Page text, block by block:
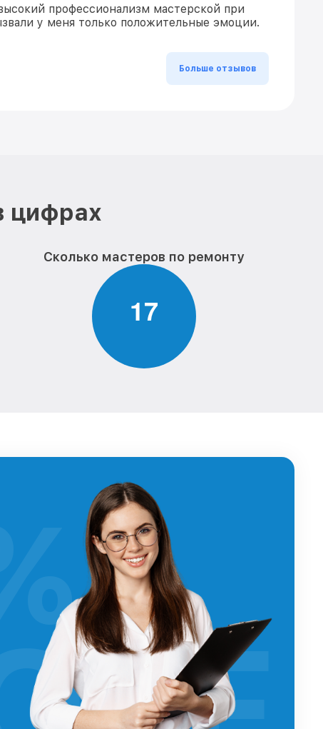
профессионализм мастерской при
у меня только положительные эмоции.
Больше отзывов
цифрах
Сколько мастеров по ремонту
17
%